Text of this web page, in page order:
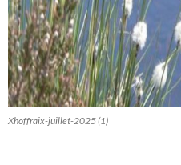
Xhoffraix-juillet-2025 (1)